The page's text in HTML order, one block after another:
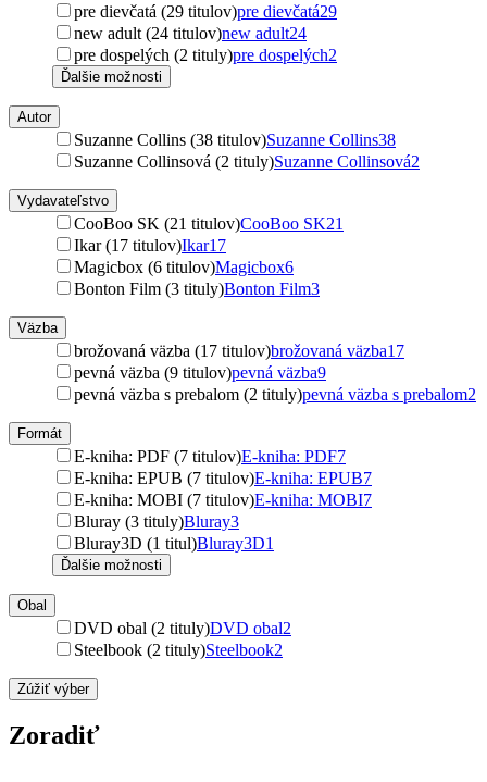
pre dievčatá (29 titulov)pre dievčatá29
new adult (24 titulov)new adult24
pre dospelých (2 tituly)pre dospelých2
Ďalšie možnosti
Autor
Suzanne Collins (38 titulov)Suzanne Collins38
Suzanne Collinsová (2 tituly)Suzanne Collinsová2
Vydavateľstvo
CooBoo SK (21 titulov)CooBoo SK21
Ikar (17 titulov)Ikar17
Magicbox (6 titulov)Magicbox6
Bonton Film (3 tituly)Bonton Film3
Väzba
brožovaná väzba (17 titulov)brožovaná väzba17
pevná väzba (9 titulov)pevná väzba9
pevná väzba s prebalom (2 tituly)pevná väzba s prebalom2
Formát
E-kniha: PDF (7 titulov)E-kniha: PDF7
E-kniha: EPUB (7 titulov)E-kniha: EPUB7
E-kniha: MOBI (7 titulov)E-kniha: MOBI7
Bluray (3 tituly)Bluray3
Bluray3D (1 titul)Bluray3D1
Ďalšie možnosti
Obal
DVD obal (2 tituly)DVD obal2
Steelbook (2 tituly)Steelbook2
Zúžiť výber
Zoradiť